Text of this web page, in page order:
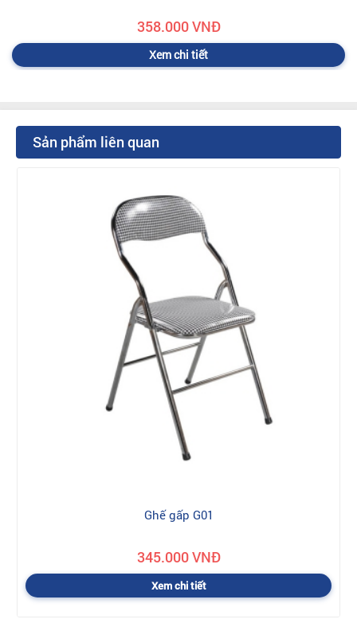
358.000 VNĐ
Xem chi tiết
Sản phẩm liên quan
Ghế gấp G01
345.000 VNĐ
Xem chi tiết